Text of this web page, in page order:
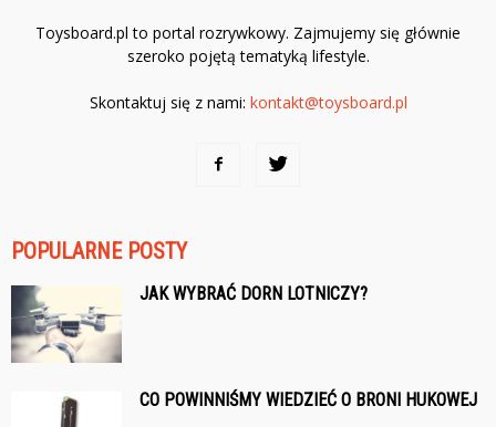
Toysboard.pl to portal rozrywkowy. Zajmujemy się głównie
szeroko pojętą tematyką lifestyle.
Skontaktuj się z nami: kontakt@toysboard.pl
POPULARNE POSTY
JAK WYBRAĆ DORN LOTNICZY?
CO POWINNIŚMY WIEDZIEĆ O BRONI HUKOWEJ